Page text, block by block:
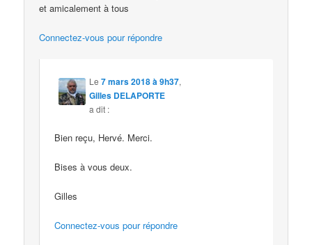
et amicalement à tous
Connectez-vous pour répondre
Le7 mars 2018 à 9h37,
Gilles DELAPORTE
a dit :
Bien reçu, Hervé. Merci.
Bises à vous deux.
Gilles
Connectez-vous pour répondre